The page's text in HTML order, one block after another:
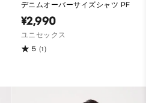
デニムオーバーサイズシャツ PF
¥2,990
ユニセックス
5 (1)